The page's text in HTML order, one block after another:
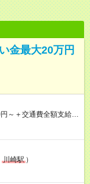
金最大20万円
～＋交通費全額支給 ◆
円を支給！ 研修手
＝24，500円を支給！
全額支給！ 自動車通
と協力し合って、早く
川崎駅 ）